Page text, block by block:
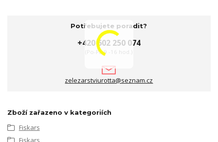
Potřebujete poradit?
+420 602 250 074
(Po-Pá 9 -16 hod.)
zelezarstviurotta@seznam.cz
Zboží zařazeno v kategoriích
Fiskars
Fiskars